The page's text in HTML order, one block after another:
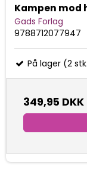
Kampen mod
Gads Forlag
9788712077947
På lager (2
349,95 DKK